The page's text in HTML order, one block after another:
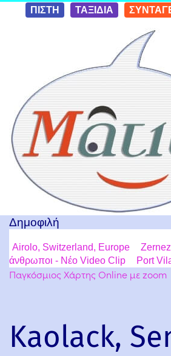
Skip to
conten
ΠΙΣΤΗ ΤΑΞΙΔΙΑ
Δημοφιλή
Airolo, Switzerland, Europe
άνθρωποι - Νέο Video Clip
Port
Παγκόσμιος Χάρτης Online με zoom
Kaolack,